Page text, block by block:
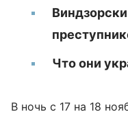
Что они
В ночь с 17 на 18